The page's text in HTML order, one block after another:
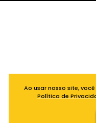
Ao usar nosso site,
Política de